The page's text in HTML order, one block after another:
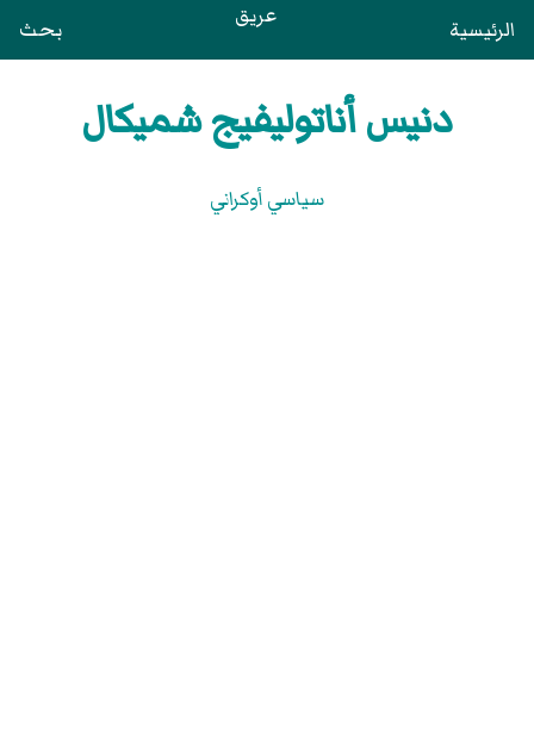
الرئيسية عريق بحث
دنيس أناتوليفيج شميكال
سياسي أوكراني